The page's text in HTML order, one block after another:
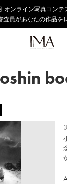
オンライン写真コンテ
査員があなたの作品を